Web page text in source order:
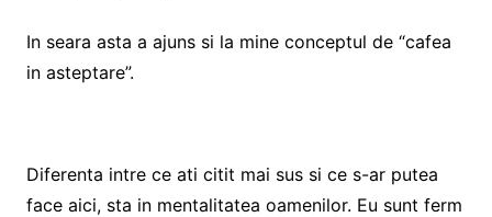
In seara asta a ajuns si la mine conceptul de “cafea
in asteptare”.
Diferenta intre ce ati citit mai sus si ce s-ar putea
face aici, sta in mentalitatea oamenilor. Eu sunt ferm